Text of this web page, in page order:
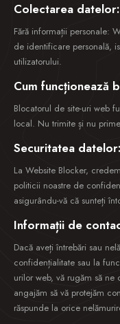
Colectarea datelor:
Fără informații personale:
de identificare personală,
utilizatorului.
Cum funcționează
Blocatorul de site-uri web
local. Nu trimite și nu
Securitatea datelor:
La Website Blocker,
politicii noastre de
asigurându-vă că sunteți
Informații de
Dacă aveți întrebări sau
confidențialitate sau la
urilor web, vă rugăm să ne
angajăm să vă protejăm
răspunde la orice